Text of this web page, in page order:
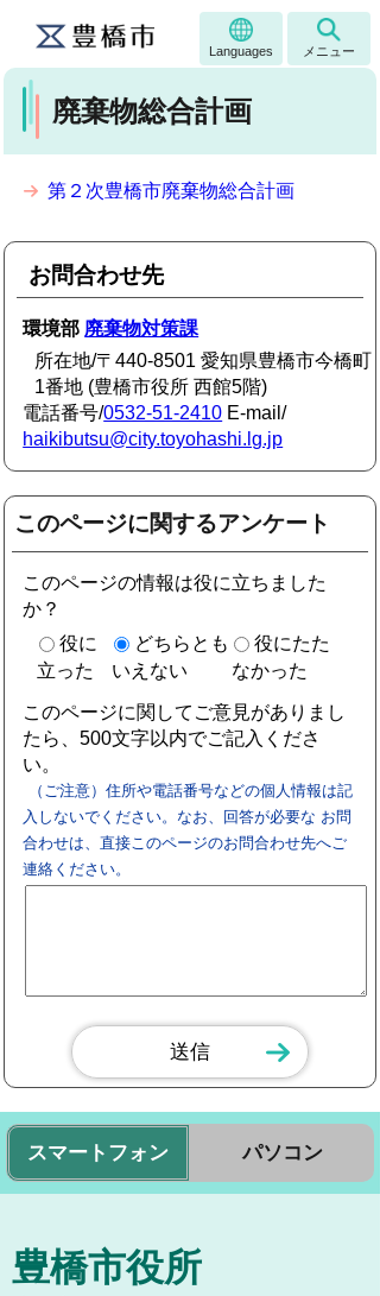
Languages メニュー
廃棄物総合計画
第２次豊橋市廃棄物総合計画
お問合わせ先
環境部 廃棄物対策課
所在地/〒440-8501 愛知県豊橋市今橋町
1番地 (豊橋市役所 西館5階)
電話番号/0532-51-2410 E-mail/
haikibutsu@city.toyohashi.lg.jp
このページに関するアンケート
このページの情報は役に立ちました
か？
役に
立った
どちらとも
いえない
役にたた
なかった
このページに関してご意見がありまし
たら、500文字以内でご記入くださ
い。
（ご注意）住所や電話番号などの個人情報は記
入しないでください。なお、回答が必要な お問
合わせは、直接このページのお問合わせ先へご
連絡ください。
スマートフォン パソコン
豊橋市役所